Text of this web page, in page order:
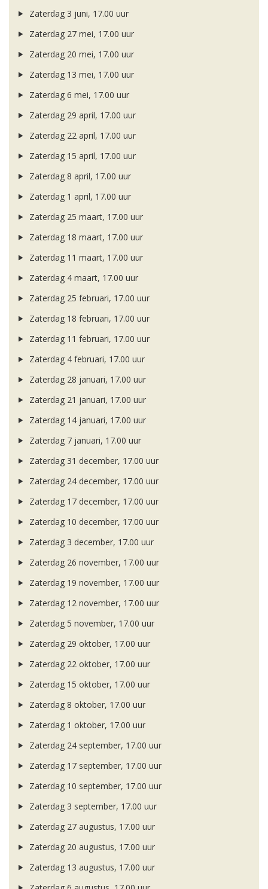
Zaterdag 3 juni, 17.00 uur
Zaterdag 27 mei, 17.00 uur
Zaterdag 20 mei, 17.00 uur
Zaterdag 13 mei, 17.00 uur
Zaterdag 6 mei, 17.00 uur
Zaterdag 29 april, 17.00 uur
Zaterdag 22 april, 17.00 uur
Zaterdag 15 april, 17.00 uur
Zaterdag 8 april, 17.00 uur
Zaterdag 1 april, 17.00 uur
Zaterdag 25 maart, 17.00 uur
Zaterdag 18 maart, 17.00 uur
Zaterdag 11 maart, 17.00 uur
Zaterdag 4 maart, 17.00 uur
Zaterdag 25 februari, 17.00 uur
Zaterdag 18 februari, 17.00 uur
Zaterdag 11 februari, 17.00 uur
Zaterdag 4 februari, 17.00 uur
Zaterdag 28 januari, 17.00 uur
Zaterdag 21 januari, 17.00 uur
Zaterdag 14 januari, 17.00 uur
Zaterdag 7 januari, 17.00 uur
Zaterdag 31 december, 17.00 uur
Zaterdag 24 december, 17.00 uur
Zaterdag 17 december, 17.00 uur
Zaterdag 10 december, 17.00 uur
Zaterdag 3 december, 17.00 uur
Zaterdag 26 november, 17.00 uur
Zaterdag 19 november, 17.00 uur
Zaterdag 12 november, 17.00 uur
Zaterdag 5 november, 17.00 uur
Zaterdag 29 oktober, 17.00 uur
Zaterdag 22 oktober, 17.00 uur
Zaterdag 15 oktober, 17.00 uur
Zaterdag 8 oktober, 17.00 uur
Zaterdag 1 oktober, 17.00 uur
Zaterdag 24 september, 17.00 uur
Zaterdag 17 september, 17.00 uur
Zaterdag 10 september, 17.00 uur
Zaterdag 3 september, 17.00 uur
Zaterdag 27 augustus, 17.00 uur
Zaterdag 20 augustus, 17.00 uur
Zaterdag 13 augustus, 17.00 uur